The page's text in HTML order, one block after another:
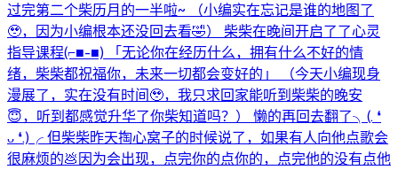
过完第二个柴历月的一半啦~ （小编实在忘记是谁的地图了
🥹，因为小编根本还没回去看🤣） 柴柴在晚间开启了了心灵
指导课程(⁠⌐⁠■⁠-⁠■⁠) 「无论你在经历什么，拥有什么不好的情
绪，柴柴都祝福你，未来一切都会变好的」 （今天小编现身
漫展了，实在没有时间🥹，我只求回家能听到柴柴的晚安
😇，听到都感觉升华了你柴知道吗？） 懒的再回去翻了╮⁠(⁠.⁠ ⁠❛⁠
⁠ᴗ⁠ ⁠❛⁠.⁠)⁠╭ 但柴柴昨天掏心窝子的时候说了，如果有人向他点歌会
很麻烦的💩因为会出现，点完你的点你的，点完他的没有点他